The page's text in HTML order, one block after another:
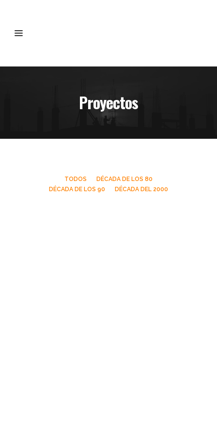
Proyectos
TODOS
DÉCADA DE LOS 80
DÉCADA DE LOS 90
DÉCADA DEL 2000